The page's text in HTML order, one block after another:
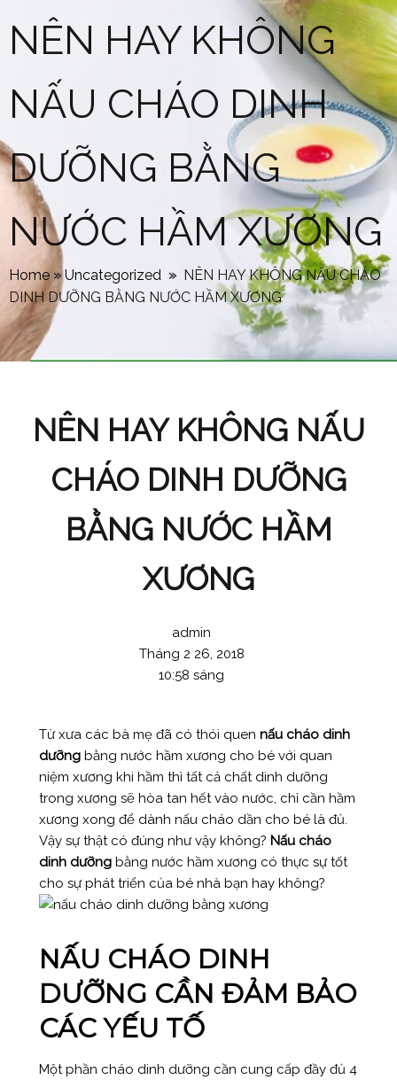
NÊN HAY KHÔNG
NẤU CHÁO DINH
DƯỠNG BẰNG
NƯỚC HẦM XƯƠNG
Home »Uncategorized » NÊN HAY KHÔNG NẤU CHÁO
DINH DƯỠNG BẰNG NƯỚC HẦM XƯƠNG
NÊN HAY KHÔNG NẤU
CHÁO DINH DƯỠNG
BẰNG NƯỚC HẦM
XƯƠNG
admin
Tháng 2 26, 2018
10:58 sáng
Từ xưa các bà mẹ đã có thói quen nấu cháo dinh
dưỡngbằng nước hầm xương cho bé với quan
niệm xương khi hầm thì tất cả chất dinh dưỡng
trong xương sẽ hòa tan hết vào nước, chỉ cần hầm
xương xong để dành nấu cháo dần cho bé là đủ.
Vậy sự thật có đúng như vậy không? Nấu cháo
dinh dưỡngbằng nước hầm xương có thực sự tốt
cho sự phát triển của bé nhà bạn hay không?
NẤU CHÁO DINH
DƯỠNG CẦN ĐẢM BẢO
CÁC YẾU TỐ
Một phần cháo dinh dưỡng cần cung cấp đầy đủ 4